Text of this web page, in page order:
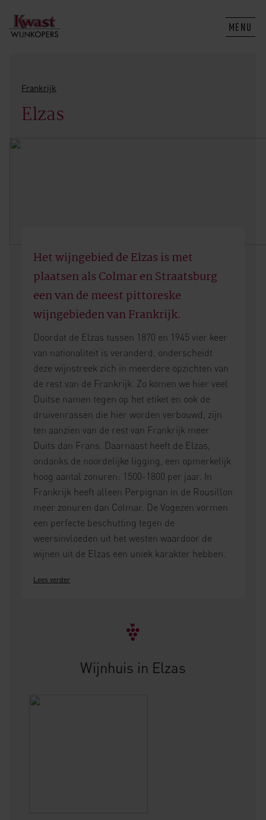
MENU
Frankrijk
Elzas
Het wijngebied de Elzas is met
plaatsen als Colmar en Straatsburg
een van de meest pittoreske
wijngebieden van Frankrijk.
Doordat de Elzas tussen 1870 en 1945 vier keer
van nationaliteit is veranderd, onderscheidt
deze wijnstreek zich in meerdere opzichten van
de rest van de Frankrijk. Zo komen we hier veel
Duitse namen tegen op het etiket en ook de
druivenrassen die hier worden verbouwd, zijn
ten aanzien van de rest van Frankrijk meer
Duits dan Frans. Daarnaast heeft de Elzas,
ondanks de noordelijke ligging, een opmerkelijk
hoog aantal zonuren: 1500-1800 per jaar. In
Frankrijk heeft alleen Perpignan in de Rousillon
meer zonuren dan Colmar. De Vogezen vormen
een perfecte beschutting tegen de
weersinvloeden uit het westen waardoor de
wijnen uit de Elzas een uniek karakter hebben.
Lees verder
Wijnhuis in Elzas